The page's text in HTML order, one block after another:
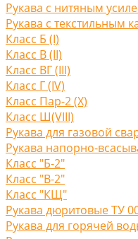
Рукава с нитяным
Рукава с текстильным
Класс Б (I)
Класс В (II)
Класс ВГ (III)
Класс Г (IV)
Класс Пар-2 (X)
Класс Ш(VIII)
Рукава для газовой
Рукава напорно-
Класс "Б-2"
Класс "В-2"
Класс "КЩ"
Рукава дюритовые ТУ
Рукава для горячей